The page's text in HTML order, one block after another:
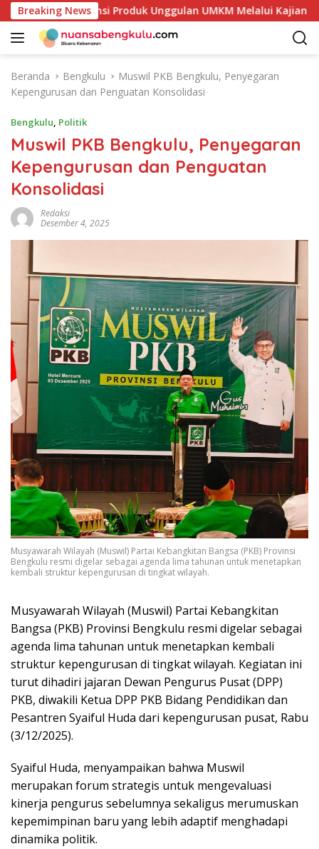
a
Breaking News
Potensi Produk Unggulan UMKM Melalui Kajian Bank
Beranda Bengkulu
Muswil PKB Bengkulu, Penyegaran
Kepengurusan dan Penguatan Konsolidasi
Bengkulu, Politik
Muswil PKB Bengkulu, Penyegaran
Kepengurusan dan Penguatan
Konsolidasi
Redaksi
Desember 4, 2025
Musyawarah Wilayah (Muswil) Partai Kebangkitan Bangsa (PKB) Provinsi
Bengkulu resmi digelar sebagai agenda lima tahunan untuk menetapkan
kembali struktur kepengurusan di tingkat wilayah.
Musyawarah Wilayah (Muswil) Partai Kebangkitan
Bangsa (PKB) Provinsi Bengkulu resmi digelar sebagai
agenda lima tahunan untuk menetapkan kembali
struktur kepengurusan di tingkat wilayah. Kegiatan ini
turut dihadiri jajaran Dewan Pengurus Pusat (DPP)
PKB, diwakili Ketua DPP PKB Bidang Pendidikan dan
Pesantren Syaiful Huda dari kepengurusan pusat, Rabu
(3/12/2025).
Syaiful Huda, menyampaikan bahwa Muswil
merupakan forum strategis untuk mengevaluasi
kinerja pengurus sebelumnya sekaligus merumuskan
kepemimpinan baru yang lebih adaptif menghadapi
dinamika politik.